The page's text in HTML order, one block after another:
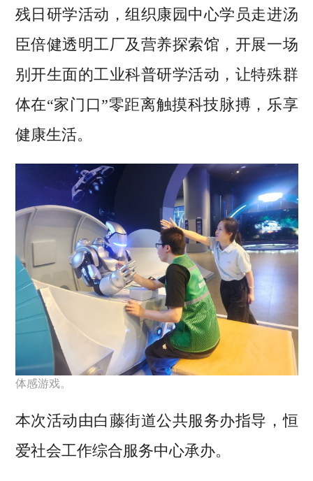
残日研学活动，组织康园中心学员走进汤
臣倍健透明工厂及营养探索馆，开展一场
别开生面的工业科普研学活动，让特殊群
体在“家门口”零距离触摸科技脉搏，乐享
健康生活。
体感游戏。
本次活动由白藤街道公共服务办指导，恒
爱社会工作综合服务中心承办。